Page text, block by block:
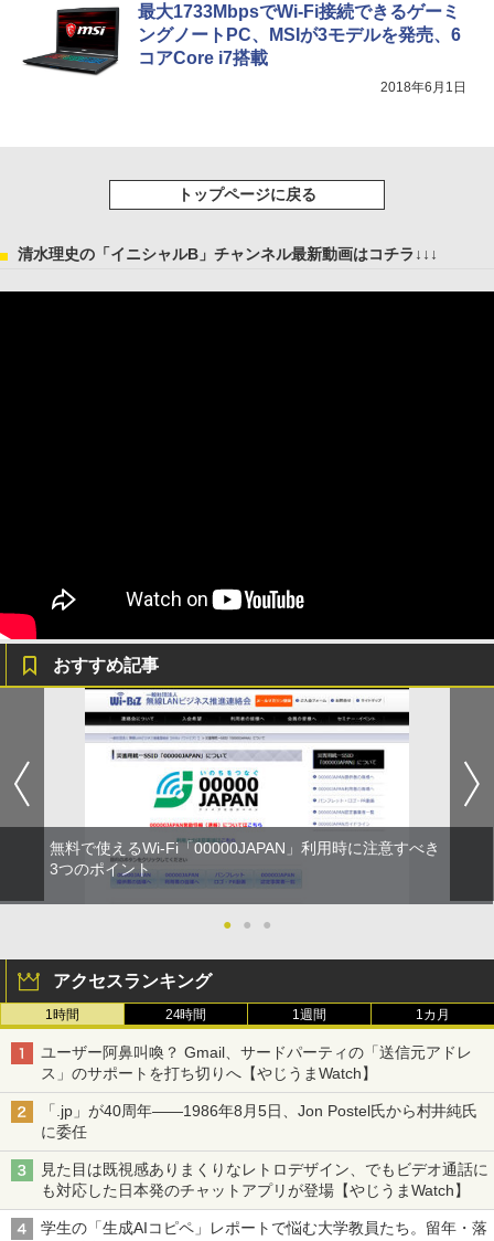
最大1733MbpsでWi-Fi接続できるゲーミ
ングノートPC、MSIが3モデルを発売、6
コアCore i7搭載
2018年6月1日
トップページに戻る
清水理史の「イニシャルB」チャンネル最新動画はコチラ↓↓↓
おすすめ記事
無料で使えるWi-Fi「00000JAPAN」利用時に注意すべき
3つのポイント
● ● ●
アクセスランキング
1時間 24時間 1週間 1カ月
ユーザー阿鼻叫喚？ Gmail、サードパーティの「送信元アドレ
ス」のサポートを打ち切りへ【やじうまWatch】
「.jp」が40周年――1986年8月5日、Jon Postel氏から村井純氏
に委任
見た目は既視感ありまくりなレトロデザイン、でもビデオ通話に
も対応した日本発のチャットアプリが登場【やじうまWatch】
学生の「生成AIコピペ」レポートで悩む大学教員たち。留年・落